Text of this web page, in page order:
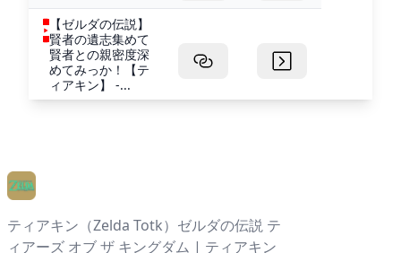
【ゼルダの伝説】
賢者の遺志集めて
賢者との親密度深
めてみっか！【テ
ィアキン】 -...
ティアキン（Zelda Totk）ゼルダの伝説 テ
ィアーズ オブ ザ キングダム | ティアキン